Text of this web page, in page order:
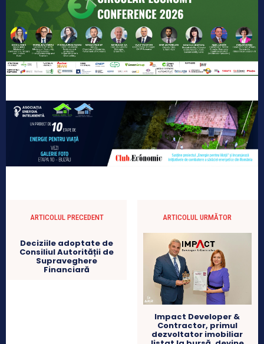
ARTICOLUL PRECEDENT
Deciziile adoptate de
Consiliul Autorității de
Supraveghere
Financiară
ARTICOLUL URMĂTOR
Impact Developer &
Contractor, primul
dezvoltator imobiliar